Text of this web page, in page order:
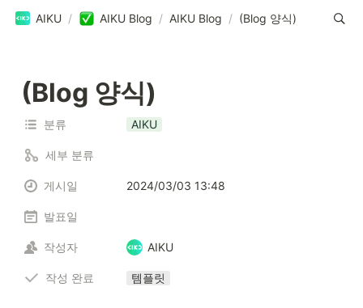
AIKU / AIKU Blog / AIKU Blog / (Blog 양식)
(Blog 양식)
분류 AIKU
세부 분류
게시일 2024/03/03 13:48
발표일
작성자 AIKU
작성 완료 템플릿